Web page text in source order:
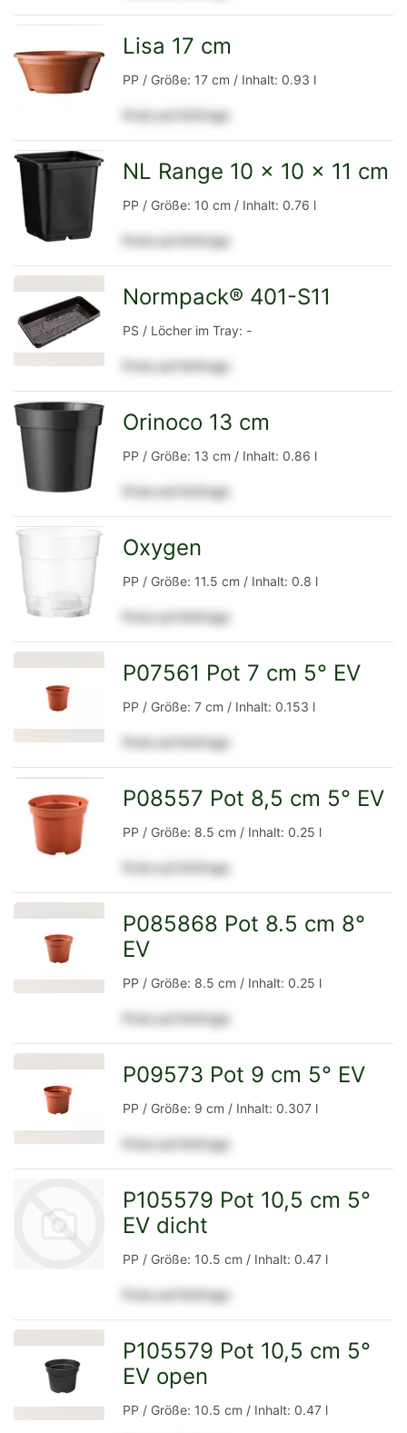
Detailseite
Detailseite
Lisa 17 cm
PP / Größe: 17 cm / Inhalt: 0.93 l
Preis auf Anfrage
Detailseite
NL Range 10 x 10 x 11 cm
PP / Größe: 10 cm / Inhalt: 0.76 l
Preis auf Anfrage
Detailseite
Normpack® 401-S11
PS / Löcher im Tray: -
Preis auf Anfrage
Detailseite
Orinoco 13 cm
PP / Größe: 13 cm / Inhalt: 0.86 l
Preis auf Anfrage
Detailseite
Oxygen
PP / Größe: 11.5 cm / Inhalt: 0.8 l
Preis auf Anfrage
Detailseite
P07561 Pot 7 cm 5° EV
PP / Größe: 7 cm / Inhalt: 0.153 l
Preis auf Anfrage
Detailseite
P08557 Pot 8,5 cm 5° EV
PP / Größe: 8.5 cm / Inhalt: 0.25 l
Preis auf Anfrage
P085868 Pot 8.5 cm 8°
EV
PP / Größe: 8.5 cm / Inhalt: 0.25 l
Preis auf Anfrage
Detailseite
P09573 Pot 9 cm 5° EV
PP / Größe: 9 cm / Inhalt: 0.307 l
Preis auf Anfrage
Detailseite
P105579 Pot 10,5 cm 5°
EV dicht
PP / Größe: 10.5 cm / Inhalt: 0.47 l
Preis auf Anfrage
P105579 Pot 10,5 cm 5°
EV open
PP / Größe: 10.5 cm / Inhalt: 0.47 l